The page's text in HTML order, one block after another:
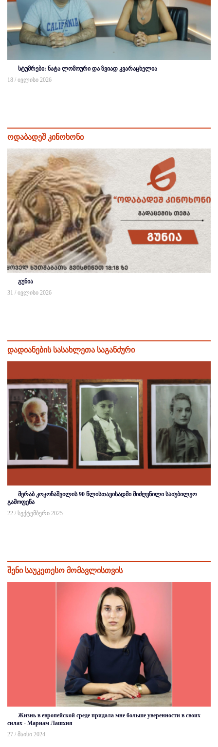
სტუმრები: ნატა ლომოური და ზვიად კვარაცხელია
18 / ივლისი 2026
ოდაბადეშ კინოხონი
გუნია
31 / ივლისი 2026
დადიანების სასახლეთა საგანძური
მერაბ კოკოჩაშვილის 90 წლისთავისადმი მიძღვნილი საიუბილეო
გამოფენა
22 / სექტემბერი 2025
შენი საუკეთესო მომავლისთვის
Жизнь в европейской среде придала мне больше уверенности в своих
силах - Мариам Лашхия
27 / მაისი 2024